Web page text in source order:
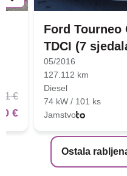
Ostala
€
€
Ford Tourneo
TDCI (7
05/2016
127.112 km
Diesel
74 kW / 101 ks
Jamstvo